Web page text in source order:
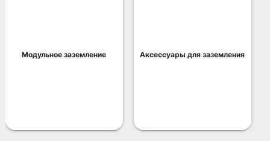
Модульное заземление Аксессуары для заземления